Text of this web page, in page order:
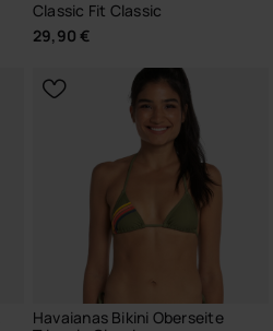
Classic Fit Classic
29,90 €
Havaianas Bikini Oberseite